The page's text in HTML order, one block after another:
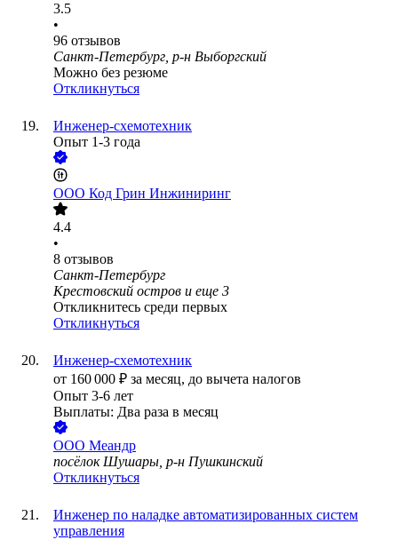
3.5
•
96 отзывов
Санкт-Петербург, р-н Выборгский
Можно без резюме
Откликнуться
Инженер-схемотехник
Опыт 1-3 года
ООО Код Грин Инжиниринг
4.4
•
8 отзывов
Санкт-Петербург
Крестовский остров и еще 3
Откликнитесь среди первых
Откликнуться
Инженер-схемотехник
от 160 000 ₽ за месяц, до вычета налогов
Опыт 3-6 лет
Выплаты: Два раза в месяц
ООО Меандр
посёлок Шушары, р-н Пушкинский
Откликнуться
Инженер по наладке автоматизированных систем
управления